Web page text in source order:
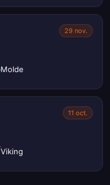
29 nov.
Molde
11 oct.
Viking